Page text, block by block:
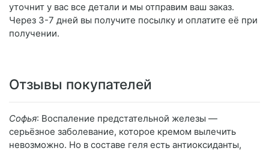
уточнит у вас все детали и мы отправим ваш заказ.
Через 3-7 дней вы получите посылку и оплатите её при
получении.
Отзывы покупателей
Софья: Воспаление предстательной железы —
серьёзное заболевание, которое кремом вылечить
невозможно. Но в составе геля есть антиоксиданты,